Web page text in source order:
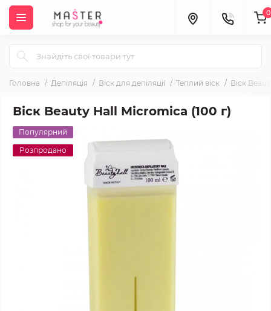
0
Головна Депіляція Віск для депіляції Теплий віск Віск
Віск Beauty Hall Micromica (100 г)
Популярний
Розпродано